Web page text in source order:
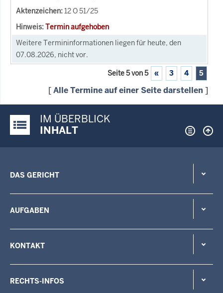
12 O 51/25
Termin aufgehoben
Weitere Termininformationen liegen für heute, den
07.08.2026, nicht vor.
Seite 5 von 5 « 3 4 5
[Alle Termine auf einer Seite darstellen ]
Justiz-Portal im Überblick:
IM ÜBERBLICK
INHALT
DAS GERICHT
AUFGABEN
KONTAKT
RECHTS-INFOS